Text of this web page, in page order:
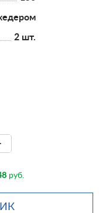
2 шт.
руб.